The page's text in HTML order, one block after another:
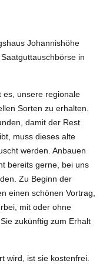
Johannishöhe
in
es, unsere regionale
Sorten zu erhalten.
damit der Rest
muss dieses alte
werden. Anbauen
bereits gerne, bei uns
Zu Beginn der
einen schönen Vortrag,
mit oder ohne
zukünftig zum Erhalt
wird, ist sie kostenfrei.